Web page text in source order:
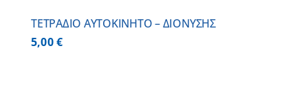
ΤΕΤΡΑΔΙΟ ΑΥΤΟΚΙΝΗΤΟ – ΔΙΟΝΥΣΗΣ
5,00€